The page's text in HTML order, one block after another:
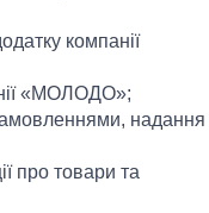
компанії
«МОЛОДО»;
надання
про товари та